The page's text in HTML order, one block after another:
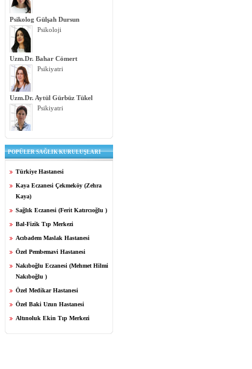
Psikolog Gülşah Dursun
Psikoloji
Uzm.Dr. Bahar Cömert
Psikiyatri
Uzm.Dr. Aytül Gürbüz Tükel
Psikiyatri
POPÜLER SAĞLIK KURULUŞLARI
Türkiye Hastanesi
Kaya Eczanesi Çekmeköy (Zehra
Kaya)
Sağlık Eczanesi (Ferit Katırcıoğlu )
Bal-Fizik Tıp Merkezi
Acıbadem Maslak Hastanesi
Özel Pembemavi Hastanesi
Nakıboğlu Eczanesi (Mehmet Hilmi
Nakıboğlu )
Özel Medikar Hastanesi
Özel Baki Uzun Hastanesi
Altınoluk Ekin Tıp Merkezi